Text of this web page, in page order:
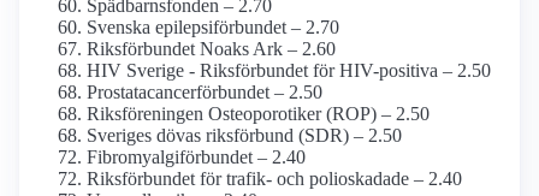
Spädbarnsfonden – 2.70
Svenska epilepsi­förbundet – 2.70
Riksförbundet Noaks Ark – 2.60
HIV Sverige - Riks­förbundet för HIV-positiva – 2.50
Prostatacancer­förbundet – 2.50
Riksföreningen Osteoporotiker (ROP) – 2.50
Sveriges dövas riksförbund (SDR) – 2.50
Fibromyalgiförbundet – 2.40
Riksförbundet för trafik- och polioskadade – 2.40